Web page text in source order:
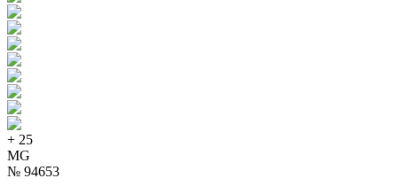
+ 25
MG
№ 94653